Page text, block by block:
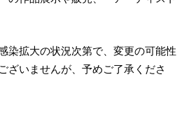
染拡大の状況次第で、変更の可能性
ざいませんが、予めご了承くださ